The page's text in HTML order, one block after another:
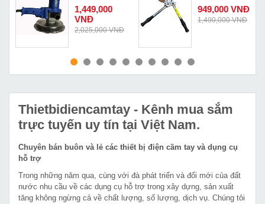
MUA NGAY
RYT-180-3
1,449,000
VNĐ
2,025,000 VNĐ
MUA NGAY
Changyou J40
giá rẻ
949,000 VNĐ
1,490,000 VNĐ
Thietbidiencamtay - Kênh mua sắm
trực tuyến uy tín tại Việt Nam.
Chuyên bán buôn và lẻ các thiết bị điện cầm tay và dụng cụ
hỗ trợ
Trong những năm qua, cùng với đà phát triển và đổi mới của đất
nước nhu cầu về các dụng cụ hỗ trợ trong xây dựng, sản xuất
tăng không ngừng cả về chất lượng, số lượng, dịch vụ. Chúng tôi